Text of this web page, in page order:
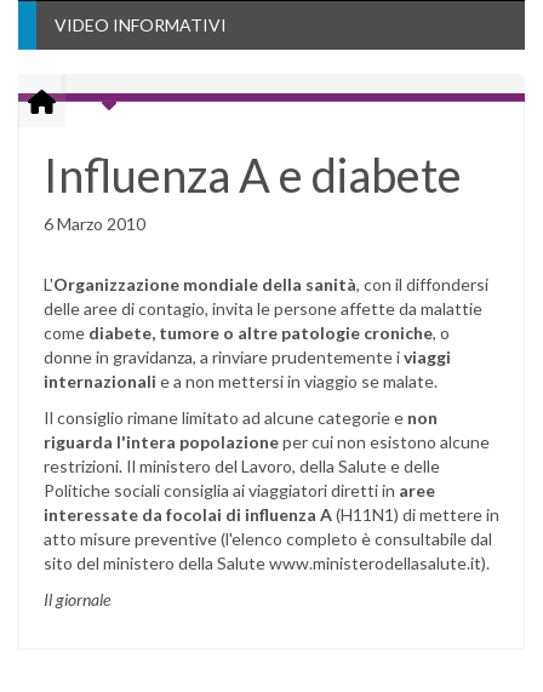
VIDEO INFORMATIVI
Influenza A e diabete
6 Marzo 2010
L'Organizzazione mondiale della sanità, con il diffondersi
delle aree di contagio, invita le persone affette da malattie
come diabete, tumore o altre patologie croniche, o
donne in gravidanza, a rinviare prudentemente iviaggi
internazionali e a non mettersi in viaggio se malate.
Il consiglio rimane limitato ad alcune categorie e non
riguarda l'intera popolazioneper cui non esistono alcune
restrizioni. Il ministero del Lavoro, della Salute e delle
Politiche sociali consiglia ai viaggiatori diretti in aree
interessate da focolai di influenza A(H11N1) di mettere in
atto misure preventive (l'elenco completo è consultabile dal
sito del ministero della Salute www.ministerodellasalute.it).
Il giornale